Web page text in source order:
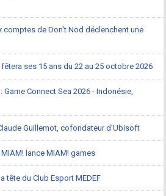
comptes de Don't Nod déclenchent une
ses 15 ans du 22 au 25 octobre 2026
Connect Sea 2026 - Indonésie,
Guillemot, cofondateur d'Ubisoft
lance MIAM! games
tête du Club Esport MEDEF